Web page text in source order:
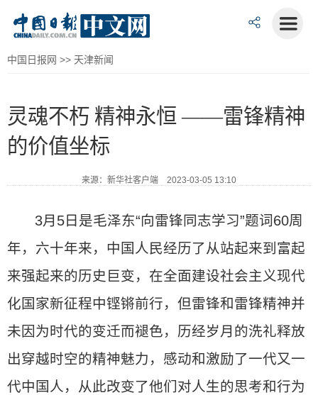
中国日报网 >> 天津新闻
灵魂不朽 精神永恒 ——雷锋精神
的价值坐标
来源：新华社客户端 2023-03-05 13:10
3月5日是毛泽东“向雷锋同志学习”题词60周
年，六十年来，中国人民经历了从站起来到富起
来强起来的历史巨变，在全面建设社会主义现代
化国家新征程中铿锵前行，但雷锋和雷锋精神并
未因为时代的变迁而褪色，历经岁月的洗礼释放
出穿越时空的精神魅力，感动和激励了一代又一
代中国人，从此改变了他们对人生的思考和行为